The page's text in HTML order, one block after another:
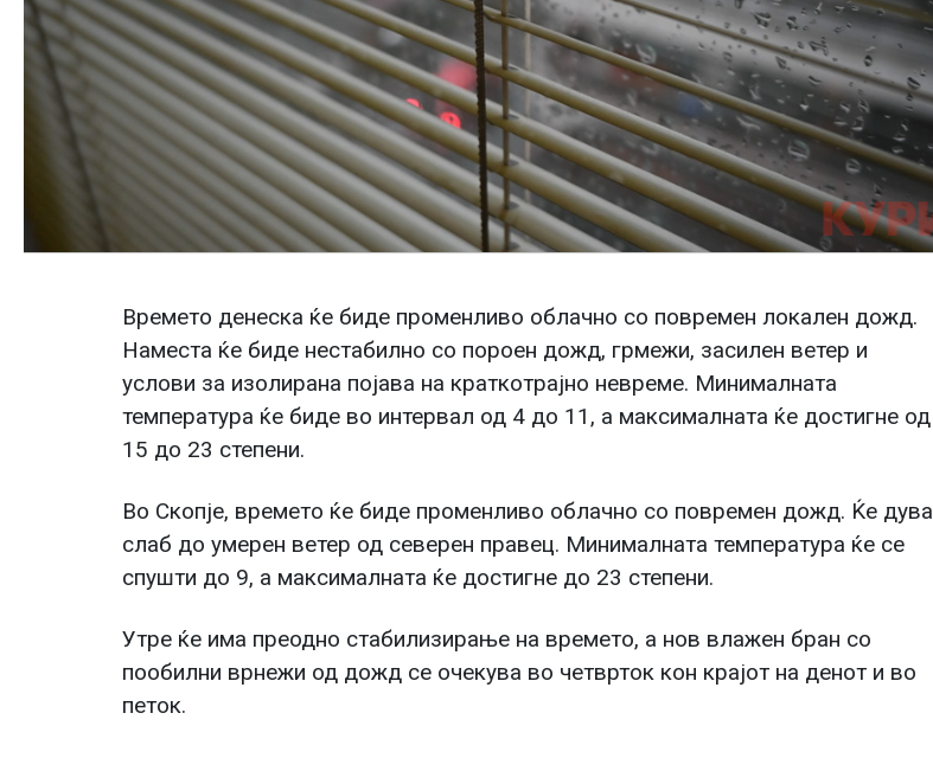
Времето денеска ќе биде променливо облачно со повремен локален дожд.
Наместа ќе биде нестабилно со пороен дожд, грмежи, засилен ветер и
услови за изолирана појава на краткотрајно невреме. Минималната
температура ќе биде во интервал од 4 до 11, а максималната ќе достигне од
15 до 23 степени.
Во Скопје, времето ќе биде променливо облачно со повремен дожд. Ќе дува
слаб до умерен ветер од северен правец. Минималната температура ќе се
спушти до 9, а максималната ќе достигне до 23 степени.
Утре ќе има преодно стабилизирање на времето, а нов влажен бран со
пообилни врнежи од дожд се очекува во четврток кон крајот на денот и во
петок.